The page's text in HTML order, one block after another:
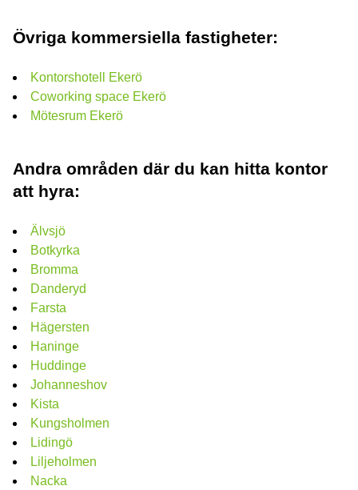
Övriga kommersiella fastigheter:
Kontorshotell Ekerö
Coworking space Ekerö
Mötesrum Ekerö
Andra områden där du kan hitta kontor
att hyra:
Älvsjö
Botkyrka
Bromma
Danderyd
Farsta
Hägersten
Haninge
Huddinge
Johanneshov
Kista
Kungsholmen
Lidingö
Liljeholmen
Nacka